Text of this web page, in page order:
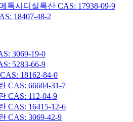
톡시디실록산 CAS: 17938-09-9
18407-48-2
3069-19-0
5283-66-9
18162-84-0
CAS: 66604-31-7
CAS: 112-04-9
CAS: 16415-12-6
CAS: 3069-42-9